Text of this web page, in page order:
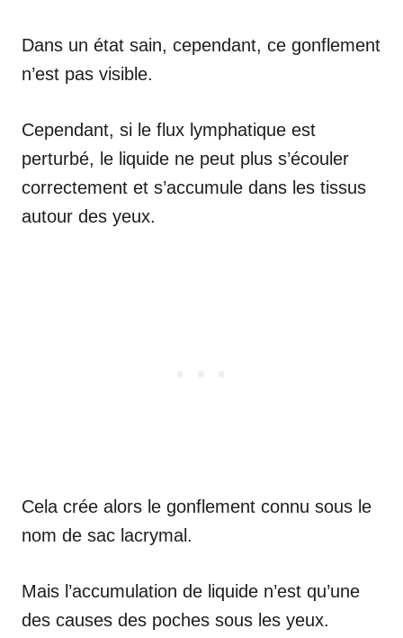
Dans un état sain, cependant, ce gonflement
n’est pas visible.
Cependant, si le flux lymphatique est
perturbé, le liquide ne peut plus s’écouler
correctement et s’accumule dans les tissus
autour des yeux.
Cela crée alors le gonflement connu sous le
nom de sac lacrymal.
Mais l’accumulation de liquide n’est qu’une
des causes des poches sous les yeux.